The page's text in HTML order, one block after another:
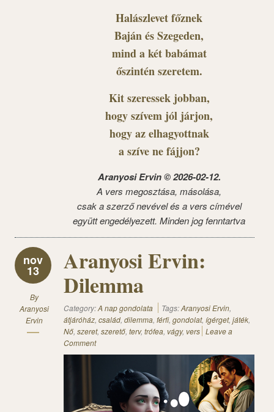
Halászlevet főznek
Baján és Szegeden,
mind a két babámat
őszintén szeretem.
Kit szeressek jobban,
hogy szívem jól járjon,
hogy az elhagyottnak
a szíve ne fájjon?
Aranyosi Ervin © 2026-02-12.
A vers megosztása, másolása,
csak a szerző nevével és a vers címével
együtt engedélyezett. Minden jog fenntartva
nov
13
By
Aranyosi
Ervin
Aranyosi Ervin:
Dilemma
Category:A nap gondolata Tags:Aranyosi Ervin,
átjáróház, család, dilemma, férfi, gondolat, ígérget, játék,
Nő, szeret, szerető, terv, trófea, vágy, vers Leave a
Comment